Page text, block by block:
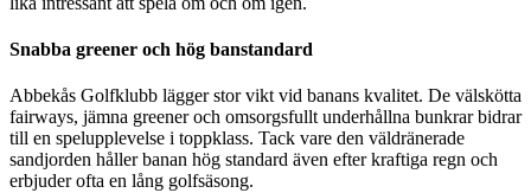
Snabba greener och hög banstandard
Abbekås Golfklubb lägger stor vikt vid banans kvalitet. De välskötta
fairways, jämna greener och omsorgsfullt underhållna bunkrar bidrar
till en spelupplevelse i toppklass. Tack vare den väldränerade
sandjorden håller banan hög standard även efter kraftiga regn och
erbjuder ofta en lång golfsäsong.